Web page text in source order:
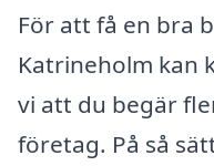
För att få en bra
Katrineholm kan
vi att du begär
företag. På så